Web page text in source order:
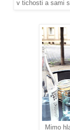
v tichosti a sami
Mimo